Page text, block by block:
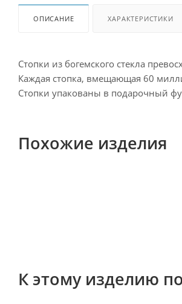
ОПИСАНИЕ ХАРАКТЕРИСТИКИ
Стопки из богемского стекла
Каждая стопка, вмещающая 60
Стопки упакованы в подарочный
Похожие изделия
К этому изделию